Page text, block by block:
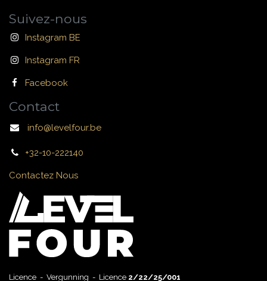
Suivez-nous
Instagram BE
Instagram FR
Facebook
Contact
info@levelfour.be
+32-10-222140
Contactez Nous
Licence - Vergunning - Licence 2/22/25/001